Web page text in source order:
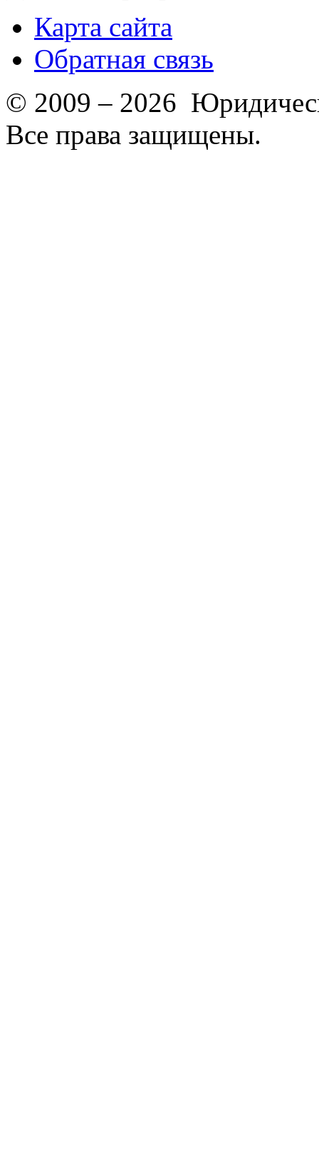
Карта сайта
Обратная связь
© 2009 – 2026
Все права защищены.